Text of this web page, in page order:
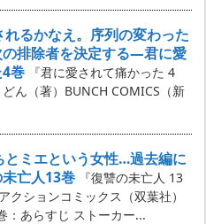
れるかなえ。序列の変わった
排除者を決定する―君に愛
巻
『君に愛されて痛かった 4
ん（著）BUNCH COMICS（新
とミエという女性…過去編に
亡人13巻
『復讐の未亡人 13
クションコミックス（双葉社）
：あらすじ ストーカー...